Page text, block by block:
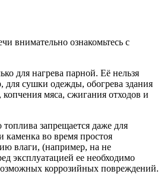
внимательно ознакомьтесь с
для нагрева парной. Её нельзя
для сушки одежды, обогрева здания
копчения мяса, сжигания отходов и
запрещается даже для
каменка во время простоя
влаги, (например, на не
эксплуатацией ее необходимо
коррозийных повреждений.